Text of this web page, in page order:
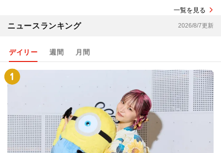
一覧を見る
ニュースランキング 2026/8/7更新
デイリー 週間 月間